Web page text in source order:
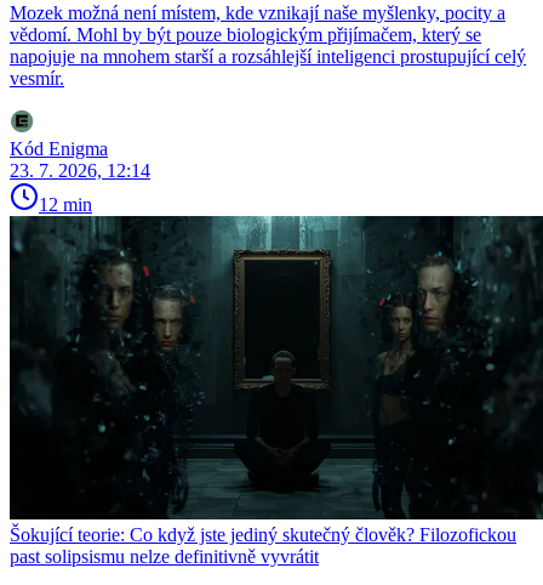
Mozek možná není místem, kde vznikají naše myšlenky, pocity a
vědomí. Mohl by být pouze biologickým přijímačem, který se
napojuje na mnohem starší a rozsáhlejší inteligenci prostupující celý
vesmír.
Kód Enigma
23. 7. 2026, 12:14
12 min
Šokující teorie: Co když jste jediný skutečný člověk? Filozofickou
past solipsismu nelze definitivně vyvrátit